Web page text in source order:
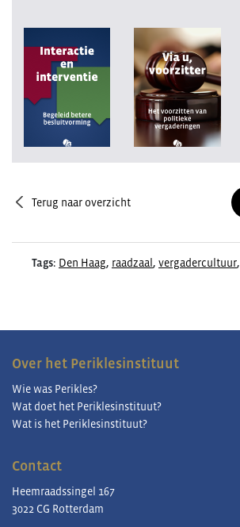
Terug naar overzicht
Tags: Den Haag, raadzaal , vergadercultuur,
Over het Periklesinstituut
Wie was Perikles?
Wat doet het Periklesinstituut?
Wat is het Periklesinstituut?
Contact
Heemraadssingel 167
3022 CG Rotterdam